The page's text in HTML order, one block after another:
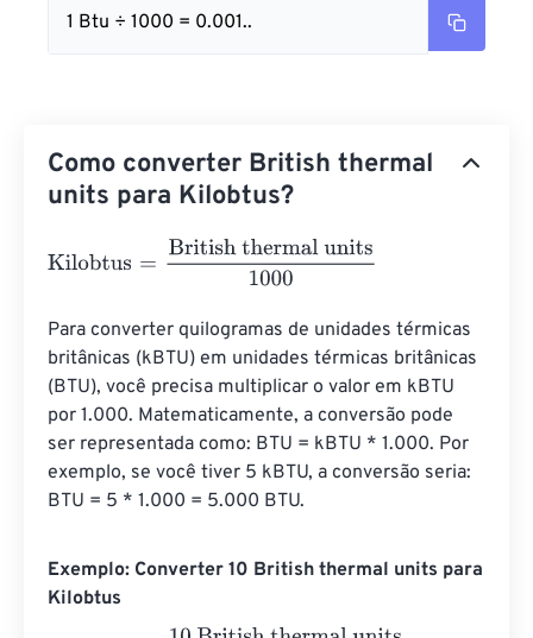
1 Btu ÷ 1000 = 0.001..
Como converter British thermal
units para Kilobtus?
Kilobtus British thermal units1000
Para converter quilogramas de unidades térmicas
britânicas (kBTU) em unidades térmicas britânicas
(BTU), você precisa multiplicar o valor em kBTU
por 1.000. Matematicamente, a conversão pode
ser representada como: BTU = kBTU * 1.000. Por
exemplo, se você tiver 5 kBTU, a conversão seria:
BTU = 5 * 1.000 = 5.000 BTU.
Exemplo: Converter 10 British thermal units para
Kilobtus